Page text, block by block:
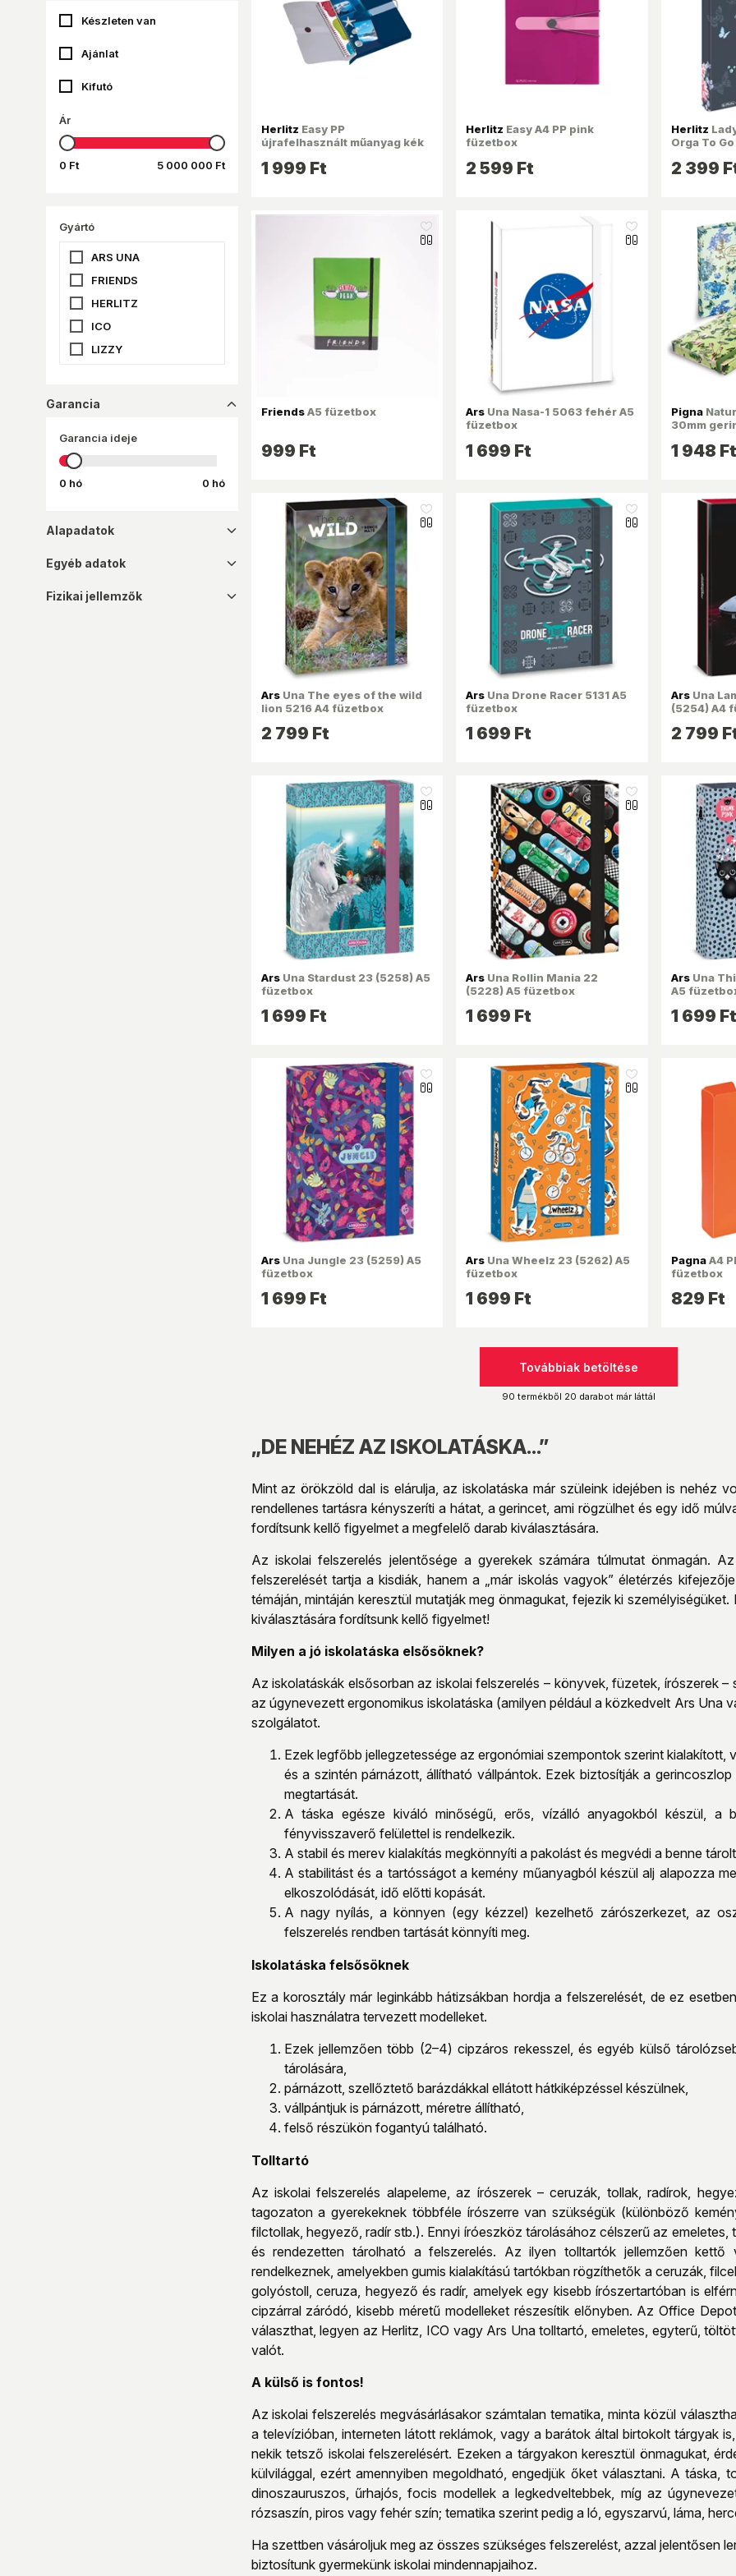
Herlitz Easy PP
újrafelhasznált műanyag kék
1 999 Ft
Herlitz Easy A4 PP pink
füzetbox
2 599 Ft
Herlitz
Orga To
2 399
like_16
FriendsA5 füzetbox
999 Ft
like_16
Ars Una Nasa-1 5063 fehér A5
füzetbox
1 699 Ft
Pigna
30mm
1 948 Ft
like_16
ArsUna The eyes of the wild
lion 5216 A4 füzetbox
2 799 Ft
like_16
Ars Una Drone Racer 5131 A5
füzetbox
1 699 Ft
ArsUna
(5254) A4
2 799
like_16
ArsUna Stardust 23 (5258) A5
füzetbox
1 699 Ft
like_16
Ars Una Rollin Mania 22
(5228) A5 füzetbox
1 699 Ft
ArsUna
A5
1 699 Ft
like_16
ArsUna Jungle 23 (5259) A5
füzetbox
1 699 Ft
like_16
Ars Una Wheelz 23 (5262) A5
füzetbox
1 699 Ft
PagnaA4
füzetbox
829 Ft
Továbbiak betöltése
90 termékből 20 darabot már láttál
„DE NEHÉZ AZ ISKOLATÁSKA...”
Mint az örökzöld dal is elárulja, az iskolatáska már szüleink idejében is nehéz
rendellenes tartásra kényszeríti a hátat, a gerincet, ami rögzülhet és egy idő
fordítsunk kellő figyelmet a megfelelő darab kiválasztására.
Az iskolai felszerelés jelentősége a gyerekek számára túlmutat önmagán.
felszerelését tartja a kisdiák, hanem a „már iskolás vagyok” életérzés
témáján, mintáján keresztül mutatják meg önmagukat, fejezik ki
kiválasztására fordítsunk kellő figyelmet!
Milyen a jó iskolatáska elsősöknek?
Az iskolatáskák elsősorban az iskolai felszerelés – könyvek, füzetek, írószerek
az úgynevezett ergonomikus iskolatáska (amilyen például a közkedvelt Ars Una
szolgálatot.
Ezek legfőbb jellegzetessége az ergonómiai szempontok szerint
és a szintén párnázott, állítható vállpántok. Ezek biztosítják a
megtartását.
A táska egésze kiváló minőségű, erős, vízálló anyagokból készül, a
fényvisszaverő felülettel is rendelkezik.
A stabil és merev kialakítás megkönnyíti a pakolást és megvédi a benne
A stabilitást és a tartósságot a kemény műanyagból készül alj alapozza
elkoszolódását, idő előtti kopását.
A nagy nyílás, a könnyen (egy kézzel) kezelhető zárószerkezet, az
felszerelés rendben tartását könnyíti meg.
Iskolatáska felsősöknek
Ez a korosztály már leginkább hátizsákban hordja a felszerelését, de ez
iskolai használatra tervezett modelleket.
Ezek jellemzően több (2–4) cipzáros rekesszel, és egyéb külső
tárolására,
párnázott, szellőztető barázdákkal ellátott hátkiképzéssel készülnek,
vállpántjuk is párnázott, méretre állítható,
felső részükön fogantyú található.
Tolltartó
Az iskolai felszerelés alapeleme, az írószerek – ceruzák, tollak, radírok,
tagozaton a gyerekeknek többféle írószerre van szükségük (különböző
filctollak, hegyező, radír stb.). Ennyi íróeszköz tárolásához célszerű az
és rendezetten tárolható a felszerelés. Az ilyen tolltartók jellemzően
rendelkeznek, amelyekben gumis kialakítású tartókban rögzíthetők a ceruzák,
golyóstoll, ceruza, hegyező és radír, amelyek egy kisebb írószertartóban is
cipzárral záródó, kisebb méretű modelleket részesítik előnyben. Az Office
választhat, legyen az Herlitz, ICO vagy Ars Una tolltartó, emeletes, egyterű,
valót.
A külső is fontos!
Az iskolai felszerelés megvásárlásakor számtalan tematika, minta közül
a televízióban, interneten látott reklámok, vagy a barátok által birtokolt tárgyak
nekik tetsző iskolai felszerelésért. Ezeken a tárgyakon keresztül önmagukat,
külvilággal, ezért amennyiben megoldható, engedjük őket választani. A
dinoszauruszos, űrhajós, focis modellek a legkedveltebbek, míg az
rózsaszín, piros vagy fehér szín; tematika szerint pedig a ló, egyszarvú, láma,
Ha szettben vásároljuk meg az összes szükséges felszerelést, azzal jelentősen
biztosítunk gyermekünk iskolai mindennapjaihoz.
Készleten van
Ajánlat
Kifutó
Ár
0 Ft 5 000 000 Ft
Gyártó
ARS UNA
FRIENDS
HERLITZ
ICO
LIZZY
Garancia dropup_16
Garancia ideje
0 hó 0 hó
Alapadatok dropdown_16
Egyéb adatok dropdown_16
Fizikai jellemzők dropdown_16